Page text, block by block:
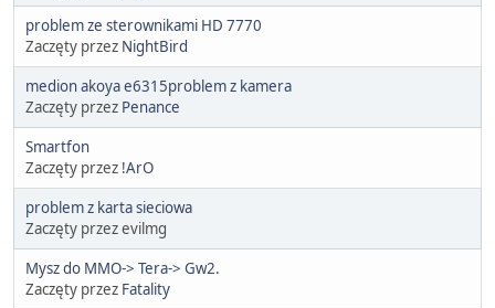
problem ze sterownikami HD 7770
Zaczęty przez NightBird
medion akoya e6315problem z kamera
Zaczęty przez Penance
Smartfon
Zaczęty przez !ArO
problem z karta sieciowa
Zaczęty przez evilmg
Mysz do MMO-> Tera-> Gw2.
Zaczęty przez Fatality